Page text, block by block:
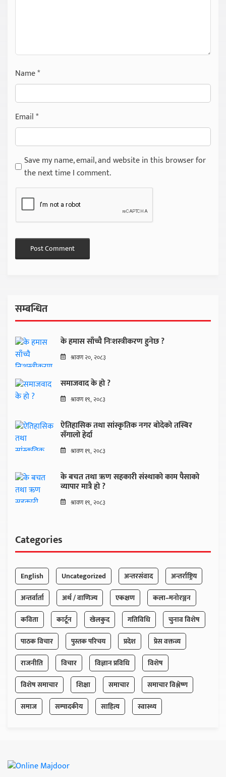
Name*
Email*
Save my name, email, and website in this browser for
the next time I comment.
सम्बन्धित
के हमास साँच्चै निःशस्त्रीकरण हुनेछ ?
श्रावण २०, २०८३
समाजवाद के हो ?
श्रावण १९, २०८३
ऐतिहासिक तथा सांस्कृतिक नगर बोदेको तस्बिर
सँगालो हेर्दा
श्रावण १९, २०८३
के बचत तथा ऋण सहकारी संस्थाको काम पैसाको
व्यापार मात्रै हो ?
श्रावण १९, २०८३
Categories
English Uncategorized अन्तरसंवाद
अन्तर्राष्ट्रिय
अन्तर्वार्ता
अर्थ / वाणिज्य एकक्षण
कला–मनोरञ्जन
कविता
कार्टून खेलकुद गतिविधि
चुनाव विशेष
पाठक विचार
पुस्तक परिचय प्रदेश
प्रेस वक्तव्य
राजनीति
विचार विज्ञान प्रविधि
विशेष
विशेष समाचार
शिक्षा समाचार
समाचार विश्लेष्ण
समाज
सम्पादकीय साहित्य स्वास्थ्य